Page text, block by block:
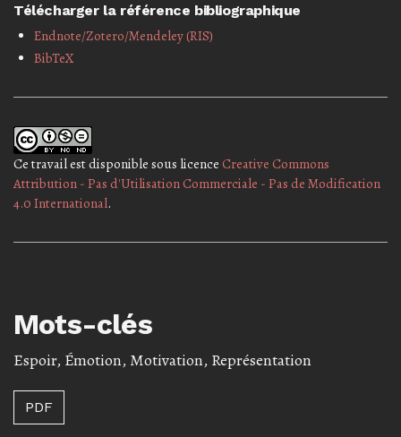
Télécharger la référence bibliographique
Endnote/Zotero/Mendeley (RIS)
BibTeX
Ce travail est disponible sous licence Creative Commons
Attribution - Pas d'Utilisation Commerciale - Pas de Modification
4.0 International.
Mots-clés
Espoir, Émotion, Motivation, Représentation
PDF